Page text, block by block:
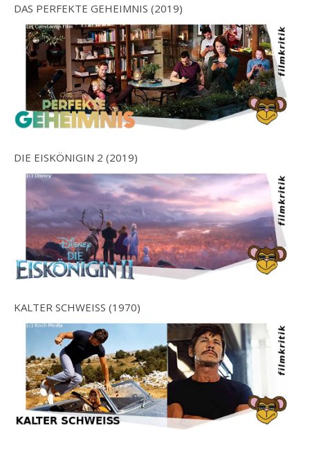
DAS PERFEKTE GEHEIMNIS (2019)
DIE EISKÖNIGIN 2 (2019)
KALTER SCHWEISS (1970)